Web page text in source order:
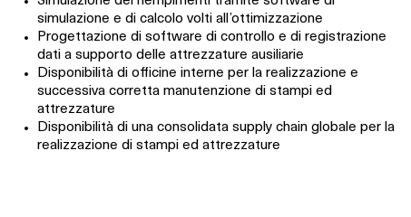
simulazione e di calcolo volti all’ottimizzazione
Progettazione di software di controllo e di registrazione
dati a supporto delle attrezzature ausiliarie
Disponibilità di officine interne per la realizzazione e
successiva corretta manutenzione di stampi ed
attrezzature
Disponibilità di una consolidata supply chain globale per la
realizzazione di stampi ed attrezzature